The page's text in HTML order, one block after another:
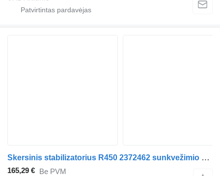
Skersinis stabilizatorius R450 2372462 sunkvežimio Scania L,P,G,R,S series
165,29 € Be PVM